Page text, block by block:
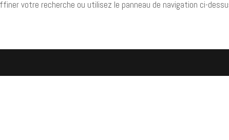
votre recherche ou utilisez le panneau de navigation ci-